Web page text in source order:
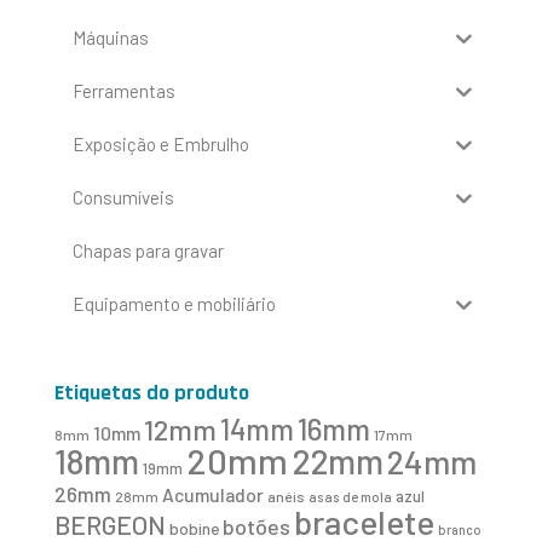
Máquinas
Ferramentas
Exposição e Embrulho
Consumíveis
Chapas para gravar
Equipamento e mobiliário
Etiquetas do produto
8mm 10mm 12mm14mm16mm 17mm
18mm 19mm 20mm 22mm24mm
26mm 28mm Acumulador anéis asas de mola azul
BERGEON bobine botões bracelete branco